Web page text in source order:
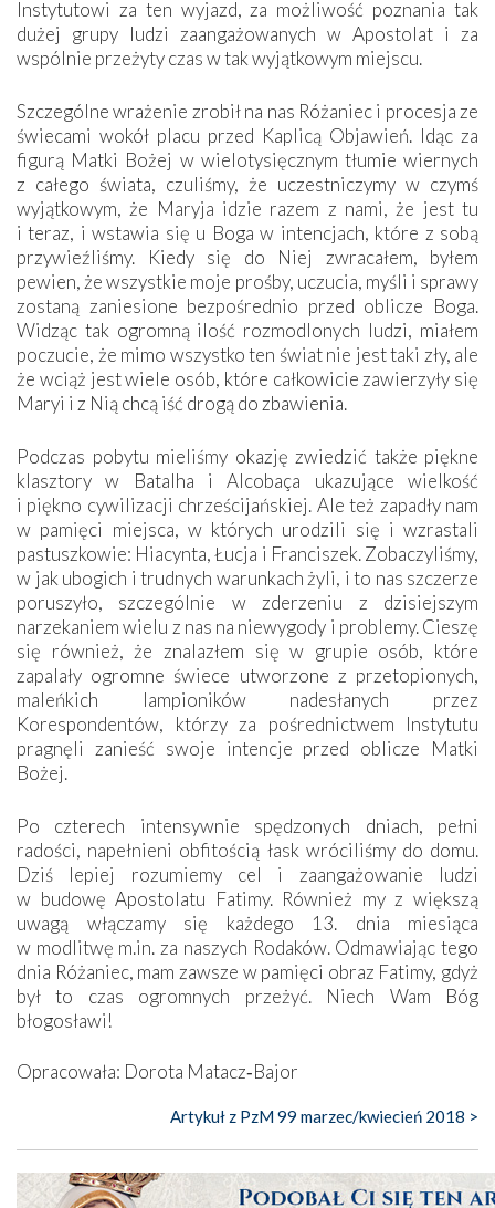
Instytutowi za ten wyjazd, za możliwość poznania tak
dużej grupy ludzi zaangażowanych w Apostolat i za
wspólnie przeżyty czas w tak wyjątkowym miejscu.
Szczególne wrażenie zrobił na nas Różaniec i procesja ze
świecami wokół placu przed Kaplicą Objawień. Idąc za
figurą Matki Bożej w wielotysięcznym tłumie wiernych
z całego świata, czuliśmy, że uczestniczymy w czymś
wyjątkowym, że Maryja idzie razem z nami, że jest tu
i teraz, i wstawia się u Boga w intencjach, które z sobą
przywieźliśmy. Kiedy się do Niej zwracałem, byłem
pewien, że wszystkie moje prośby, uczucia, myśli i sprawy
zostaną zaniesione bezpośrednio przed oblicze Boga.
Widząc tak ogromną ilość rozmodlonych ludzi, miałem
poczucie, że mimo wszystko ten świat nie jest taki zły, ale
że wciąż jest wiele osób, które całkowicie zawierzyły się
Maryi i z Nią chcą iść drogą do zbawienia.
Podczas pobytu mieliśmy okazję zwiedzić także piękne
klasztory w Batalha i Alcobaça ukazujące wielkość
i piękno cywilizacji chrześcijańskiej. Ale też zapadły nam
w pamięci miejsca, w których urodzili się i wzrastali
pastuszkowie: Hiacynta, Łucja i Franciszek. Zobaczyliśmy,
w jak ubogich i trudnych warunkach żyli, i to nas szczerze
poruszyło, szczególnie w zderzeniu z dzisiejszym
narzekaniem wielu z nas na niewygody i problemy. Cieszę
się również, że znalazłem się w grupie osób, które
zapalały ogromne świece utworzone z przetopionych,
maleńkich lampioników nadesłanych przez
Korespondentów, którzy za pośrednictwem Instytutu
pragnęli zanieść swoje intencje przed oblicze Matki
Bożej.
Po czterech intensywnie spędzonych dniach, pełni
radości, napełnieni obfitością łask wróciliśmy do domu.
Dziś lepiej rozumiemy cel i zaangażowanie ludzi
w budowę Apostolatu Fatimy. Również my z większą
uwagą włączamy się każdego 13. dnia miesiąca
w modlitwę m.in. za naszych Rodaków. Odmawiając tego
dnia Różaniec, mam zawsze w pamięci obraz Fatimy, gdyż
był to czas ogromnych przeżyć. Niech Wam Bóg
błogosławi!
Opracowała: Dorota Matacz‑Bajor
Artykuł z PzM 99 marzec/kwiecień 2018 >